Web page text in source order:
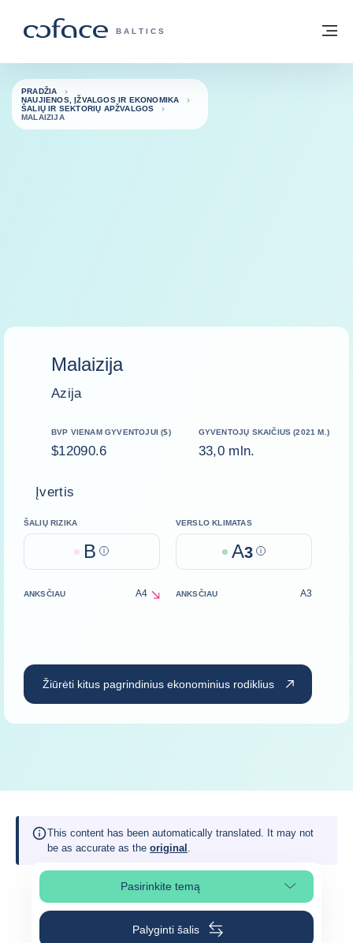
„COFACE“ FOR TRADE - GRUPĖS
BALTICS
Grįžti į pradžią
PRADŽIA
NAUJIENOS, ĮŽVALGOS IR EKONOMIKA
ŠALIŲ IR SEKTORIŲ APŽVALGOS
MALAIZIJA
Malaizija
Azija
BVP VIENAM GYVENTOJUI ($)
$12090.6
GYVENTOJŲ SKAIČIUS (2021 M.)
33,0 mln.
Įvertis
ŠALIŲ RIZIKA
B Help
VERSLO KLIMATAS
A3 Help
ANKSČIAU A4
decrease ANKSČIAU A3
Žiūrėti kitus pagrindinius ekonominius rodiklius
This content has been automatically translated. It may not
be as accurate as the original .
Pasirinkite temąPasirinkite puslapio skiltį
Palyginti šalis